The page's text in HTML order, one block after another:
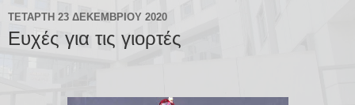
ΤΕΤΆΡΤΗ 23 ΔΕΚΕΜΒΡΊΟΥ 2020
Ευχές για τις γιορτές